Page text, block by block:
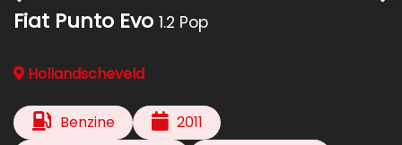
Fiat Punto Evo 1.2 Pop
Hollandscheveld
Benzine
2011